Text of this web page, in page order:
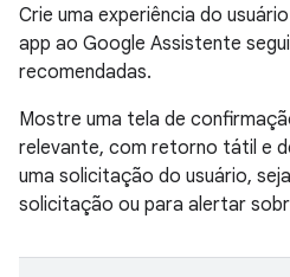
Crie uma experiência do
app ao Google Assistente
recomendadas.
Mostre uma tela de
relevante, com retorno tátil e
uma solicitação do usuário,
solicitação ou para alertar